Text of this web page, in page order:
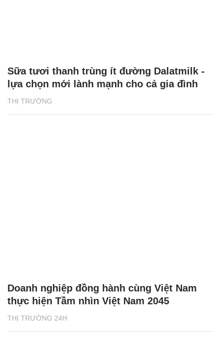
THỊ TRƯỜNG
Sữa tươi thanh trùng ít đường Dalatmilk -
lựa chọn mới lành mạnh cho cả gia đình
THỊ TRƯỜNG 24H
Doanh nghiệp đồng hành cùng Việt Nam
thực hiện Tầm nhìn Việt Nam 2045